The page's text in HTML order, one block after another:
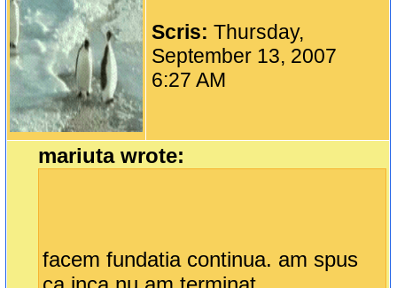
Scris:Thursday,
September 13, 2007
6:27 AM
mariuta wrote:
facem fundatia continua. am spus